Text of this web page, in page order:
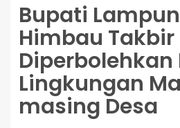
Bupati
Himbau
Diperbolehkan
Lingkungan
masing Desa